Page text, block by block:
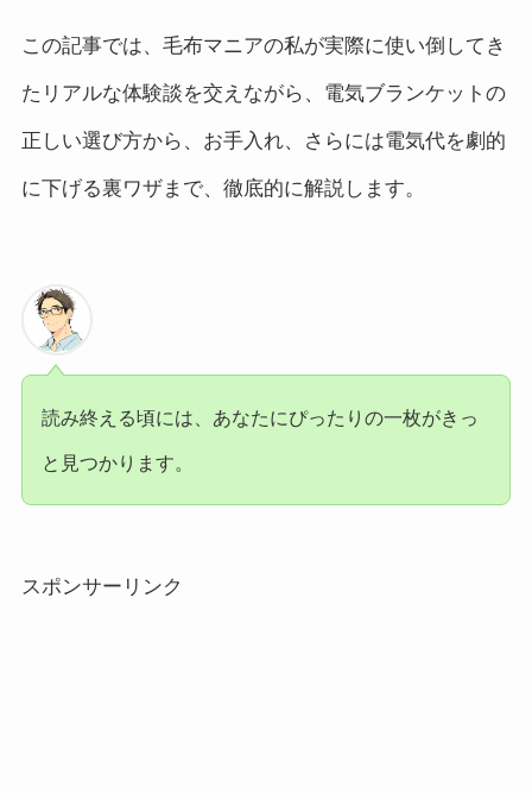
この記事では、毛布マニアの私が実際に使い倒してき
たリアルな体験談を交えながら、電気ブランケットの
正しい選び方から、お手入れ、さらには電気代を劇的
に下げる裏ワザまで、徹底的に解説します。
読み終える頃には、あなたにぴったりの一枚がきっ
と見つかります。
スポンサーリンク